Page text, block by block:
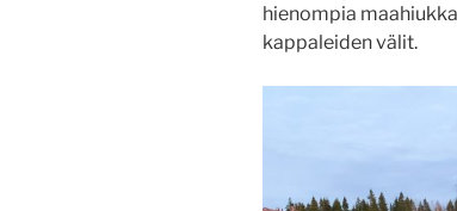
hienompia
kappaleiden välit.